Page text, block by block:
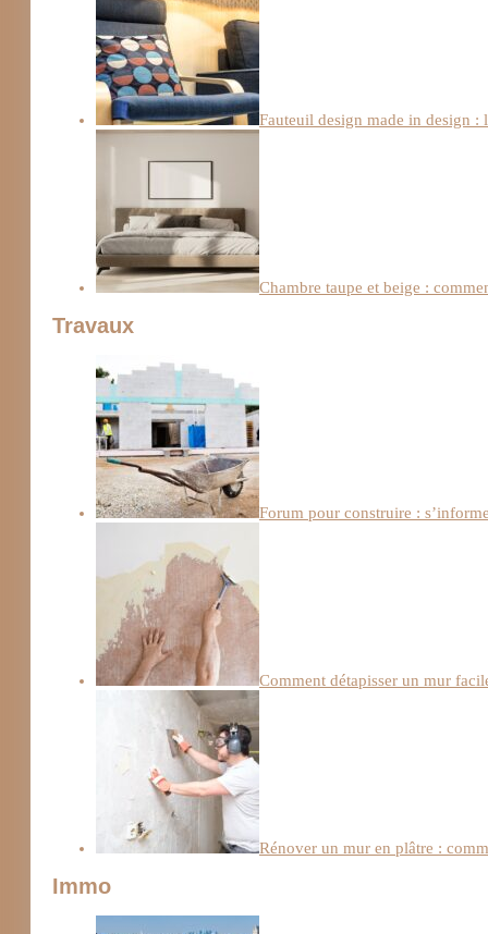
Fauteuil design made in design
Chambre taupe et beige :
Travaux
Forum pour construire :
Comment détapisser un mur
Rénover un mur en plâtre :
Immo